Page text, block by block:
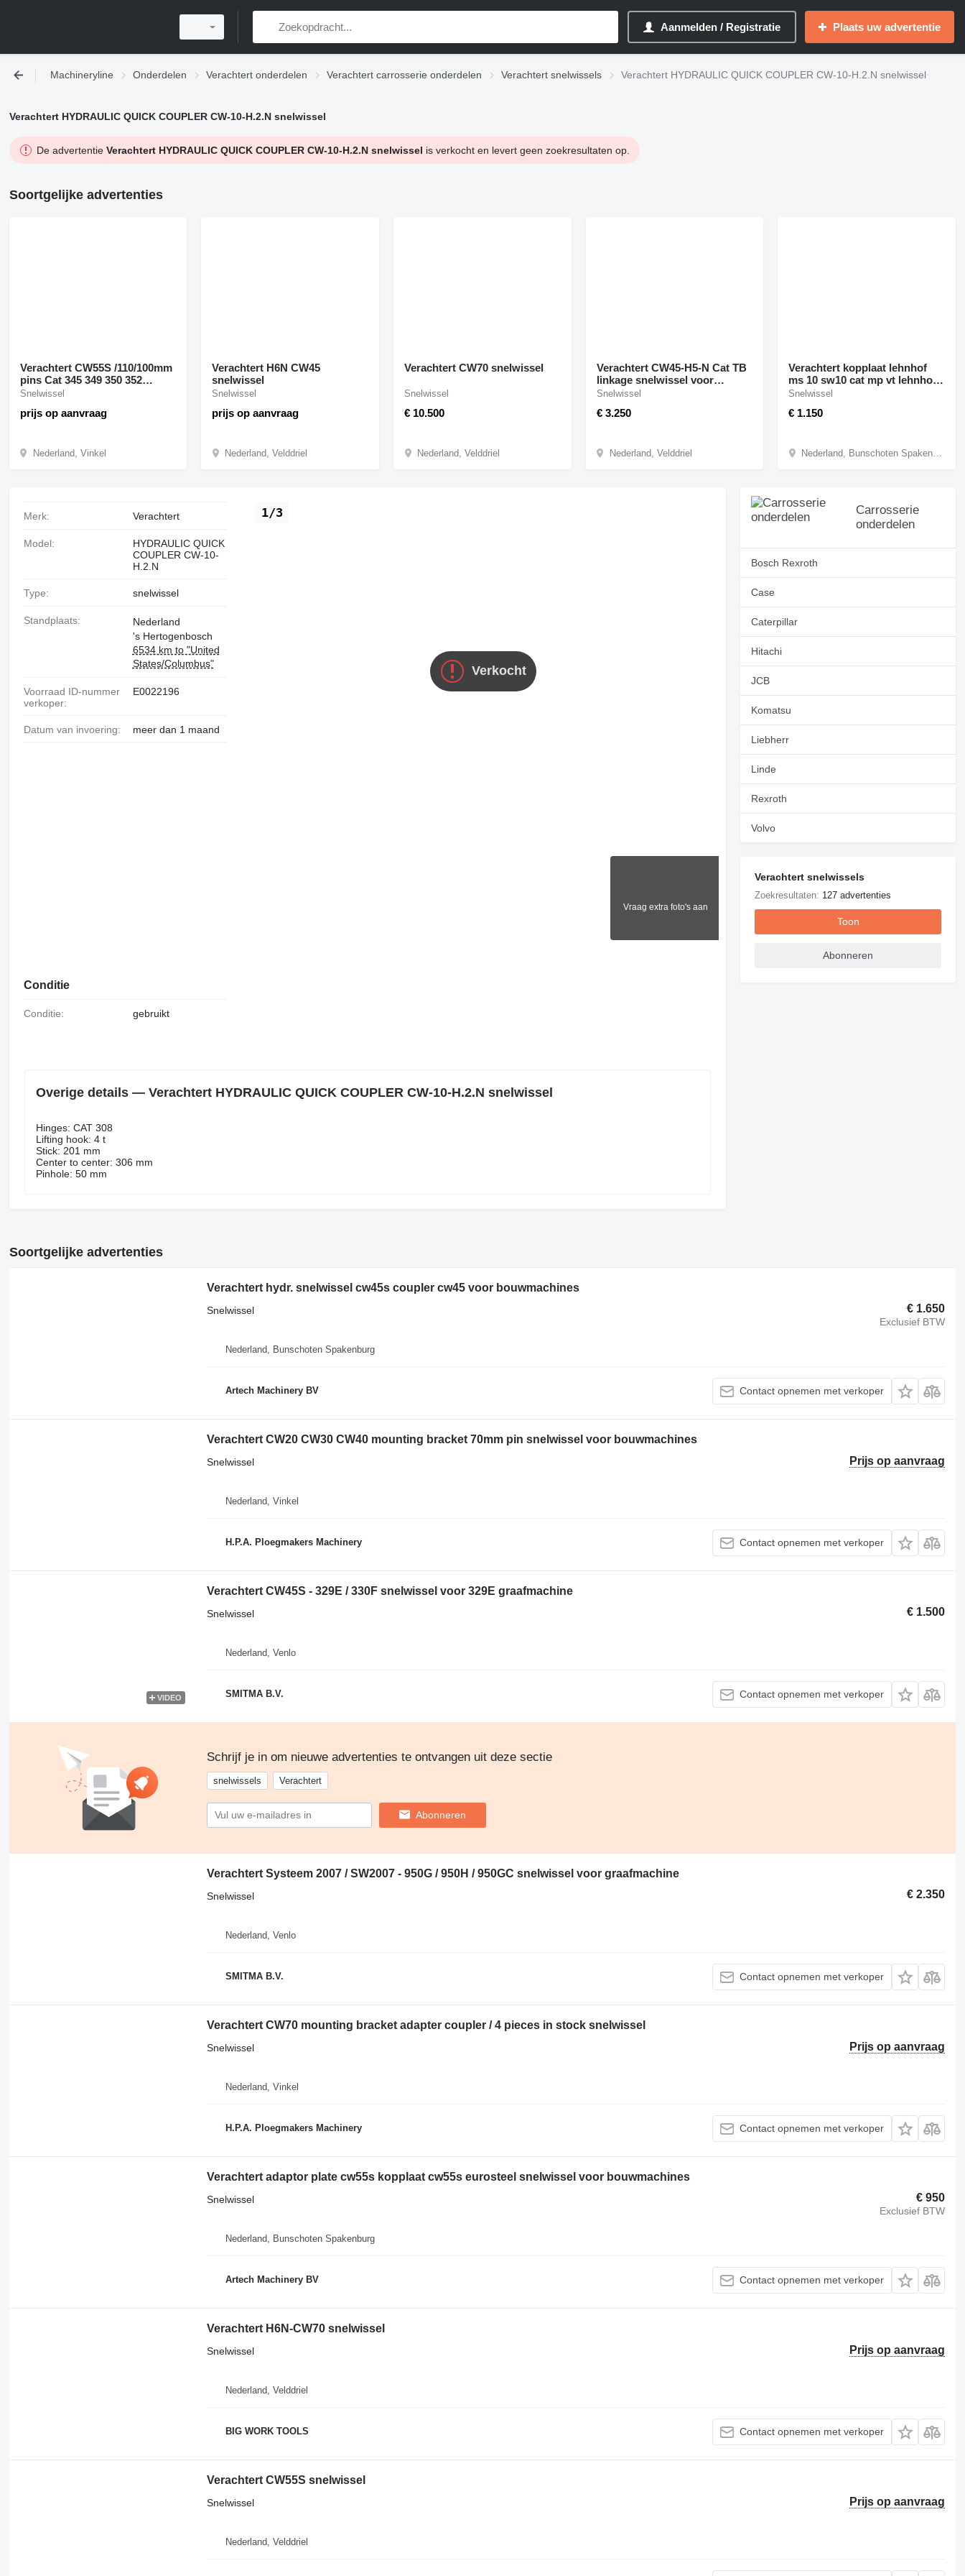
Aanmelden / Registratie Plaats uw advertentie
Machineryline Onderdelen Verachtert onderdelen Verachtert carrosserie onderdelen Verachtert snelwissels Verachtert HYDRAULIC QUICK COUPLER CW-10-H.2.N snelwissel
Verachtert HYDRAULIC QUICK COUPLER CW-10-H.2.N snelwissel
De advertentie Verachtert HYDRAULIC QUICK COUPLER CW-10-H.2.N snelwissel is verkocht en levert geen zoekresultaten op.
Soortgelijke advertenties
Verachtert CW55S /110/100mm
pins Cat 345 349 350 352
snelwissel voor graafmachine
prijs op aanvraag
Snelwissel
Nederland, Vinkel
Verachtert H6N CW45
snelwissel
prijs op aanvraag
Snelwissel
Nederland, Velddriel
Verachtert CW70 snelwissel
€ 10.500
Snelwissel
Nederland, Velddriel
Verachtert CW45-H5-N Cat TB
linkage snelwissel voor
bouwmachines
€ 3.250
Snelwissel
Nederland, Velddriel
Verachtert kopplaat lehnhof
ms 10 sw10 cat mp vt lehnhof
snelwissel voor
€ 1.150
Snelwissel
Verkocht
Vraag extra foto's aan
1/3
Merk: Verachtert
Model:
HYDRAULIC QUICK
COUPLER CW-10-
H.2.N
Type: snelwissel
Standplaats:
Nederland
's Hertogenbosch
6534 km to "United
States/Columbus"
Voorraad ID-nummer
verkoper:
E0022196
Datum van invoering: meer dan 1 maand
Conditie
Conditie: gebruikt
Overige details — Verachtert HYDRAULIC QUICK COUPLER CW-10-H.2.N snelwissel
Hinges: CAT 308
Lifting hook: 4 t
Stick: 201 mm
Center to center: 306 mm
Pinhole: 50 mm
Carrosserie
onderdelen
Bosch Rexroth
Case
Caterpillar
Hitachi
JCB
Komatsu
Liebherr
Linde
Rexroth
Volvo
Verachtert snelwissels
Zoekresultaten: 127 advertenties
Toon
Abonneren
Soortgelijke advertenties
Verachtert hydr. snelwissel cw45s coupler cw45 voor bouwmachines
€ 1.650
Exclusief BTW
Snelwissel
Nederland, Bunschoten Spakenburg
Artech Machinery BV Contact opnemen met verkoper
Verachtert CW20 CW30 CW40 mounting bracket 70mm pin snelwissel voor bouwmachines
Prijs op aanvraag
Snelwissel
Nederland, Vinkel
H.P.A. Ploegmakers Machinery Contact opnemen met verkoper
VIDEO
Verachtert CW45S - 329E / 330F snelwissel voor 329E graafmachine
€ 1.500
Snelwissel
Nederland, Venlo
SMITMA B.V. Contact opnemen met verkoper
Schrijf je in om nieuwe advertenties te ontvangen uit deze sectie
snelwissels Verachtert
Abonneren
Verachtert Systeem 2007 / SW2007 - 950G / 950H / 950GC snelwissel voor graafmachine
€ 2.350
Snelwissel
Nederland, Venlo
SMITMA B.V. Contact opnemen met verkoper
Verachtert CW70 mounting bracket adapter coupler / 4 pieces in stock snelwissel
Prijs op aanvraag
Snelwissel
Nederland, Vinkel
H.P.A. Ploegmakers Machinery Contact opnemen met verkoper
Verachtert adaptor plate cw55s kopplaat cw55s eurosteel snelwissel voor bouwmachines
€ 950
Exclusief BTW
Snelwissel
Nederland, Bunschoten Spakenburg
Artech Machinery BV Contact opnemen met verkoper
Verachtert H6N-CW70 snelwissel
Prijs op aanvraag
Snelwissel
Nederland, Velddriel
BIG WORK TOOLS Contact opnemen met verkoper
Verachtert CW55S snelwissel
Prijs op aanvraag
Snelwissel
Nederland, Velddriel